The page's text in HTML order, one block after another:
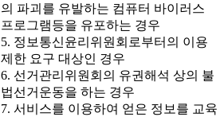
의 파괴를 유발하는 컴퓨터 바이러스
프로그램등을 유포하는 경우
5. 정보통신윤리위원회로부터의 이용
제한 요구 대상인 경우
6. 선거관리위원회의 유권해석 상의 불
법선거운동을 하는 경우
7. 서비스를 이용하여 얻은 정보를 교육